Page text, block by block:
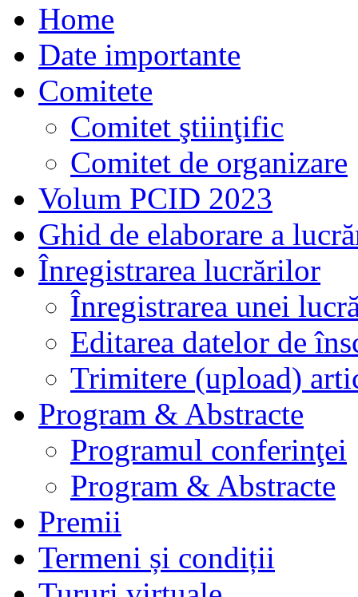
Home
Date importante
Comitete
Comitet ştiinţific
Comitet de organizare
Volum PCID 2023
Ghid de elaborare a
Înregistrarea lucrărilor
Înregistrarea unei
Editarea datelor de
Trimitere (upload)
Program & Abstracte
Programul conferinţei
Program & Abstracte
Premii
Termeni și condiții